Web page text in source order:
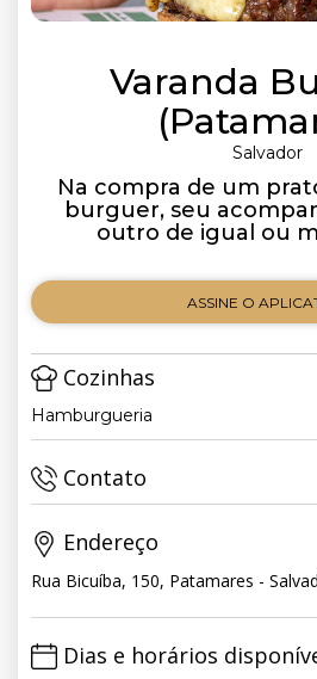
Varanda
Salvador
Na compra de um
burguer, seu
outro de igual ou
ASSINE O
Cozinhas
Hamburgueria
Contato
Endereço
Rua Bicuíba, 150, Patamares -
Dias e horários